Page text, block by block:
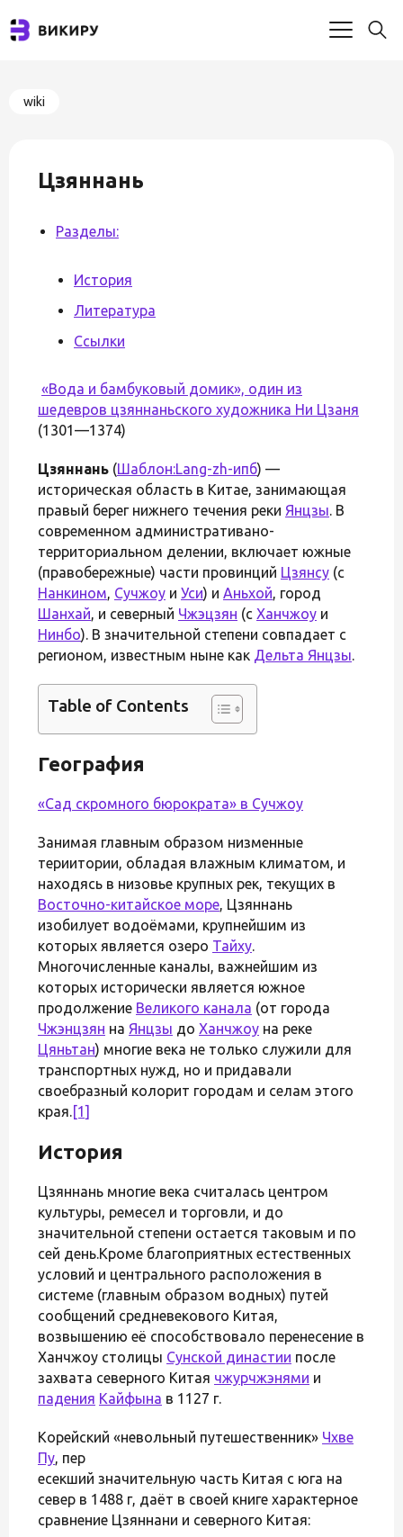
wiki
Цзяннань
Разделы:
История
Литература
Ссылки
«Вода и бамбуковый домик», один из
шедевров цзяннаньского художника Ни Цзаня
(1301—1374)
Цзяннань (Шаблон:Lang-zh-ипб) —
историческая область в Китае, занимающая
правый берег нижнего течения реки Янцзы. В
современном административано-
территориальном делении, включает южные
(правобережные) части провинций Цзянсу (с
Нанкином, Сучжоу и Уси) и Аньхой, город
Шанхай, и северный Чжэцзян (c Ханчжоу и
Нинбо). В значительной степени совпадает с
регионом, известным ныне как Дельта Янцзы.
Table of Contents
География
«Сад скромного бюрократа» в Сучжоу
Занимая главным образом низменные
териитории, обладая влажным климатом, и
находясь в низовье крупных рек, текущих в
Восточно-китайское море, Цзяннань
изобилует водоёмами, крупнейшим из
которых является озеро Тайху.
Многочисленные каналы, важнейшим из
которых исторически является южное
продолжение Великого канала (от города
Чжэнцзян на Янцзы до Ханчжоу на реке
Цяньтан) многие века не только служили для
транспортных нужд, но и придавали
своебразный колорит городам и селам этого
края.[1]
История
Цзяннань многие века считалась центром
культуры, ремесел и торговли, и до
значительной степени остается таковым и по
сей день.Кроме благоприятных естественных
условий и центрального расположения в
системе (главным образом водных) путей
сообщений средневекового Китая,
возвышению её способствовало перенесение в
Ханчжоу столицы Сунской династии после
захвата северного Китая чжурчжэнями и
падения Кайфына в 1127 г.
Корейский «невольный путешественник» Чхве
Пу, пер
есекший значительную часть Китая с юга на
север в 1488 г, даёт в своей книге характерное
сравнение Цзяннани и северного Китая: